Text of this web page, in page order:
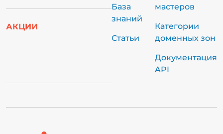
АКЦИИ
База
знаний
Статьи
мастеров
Категории
доменных зон
Документация
API